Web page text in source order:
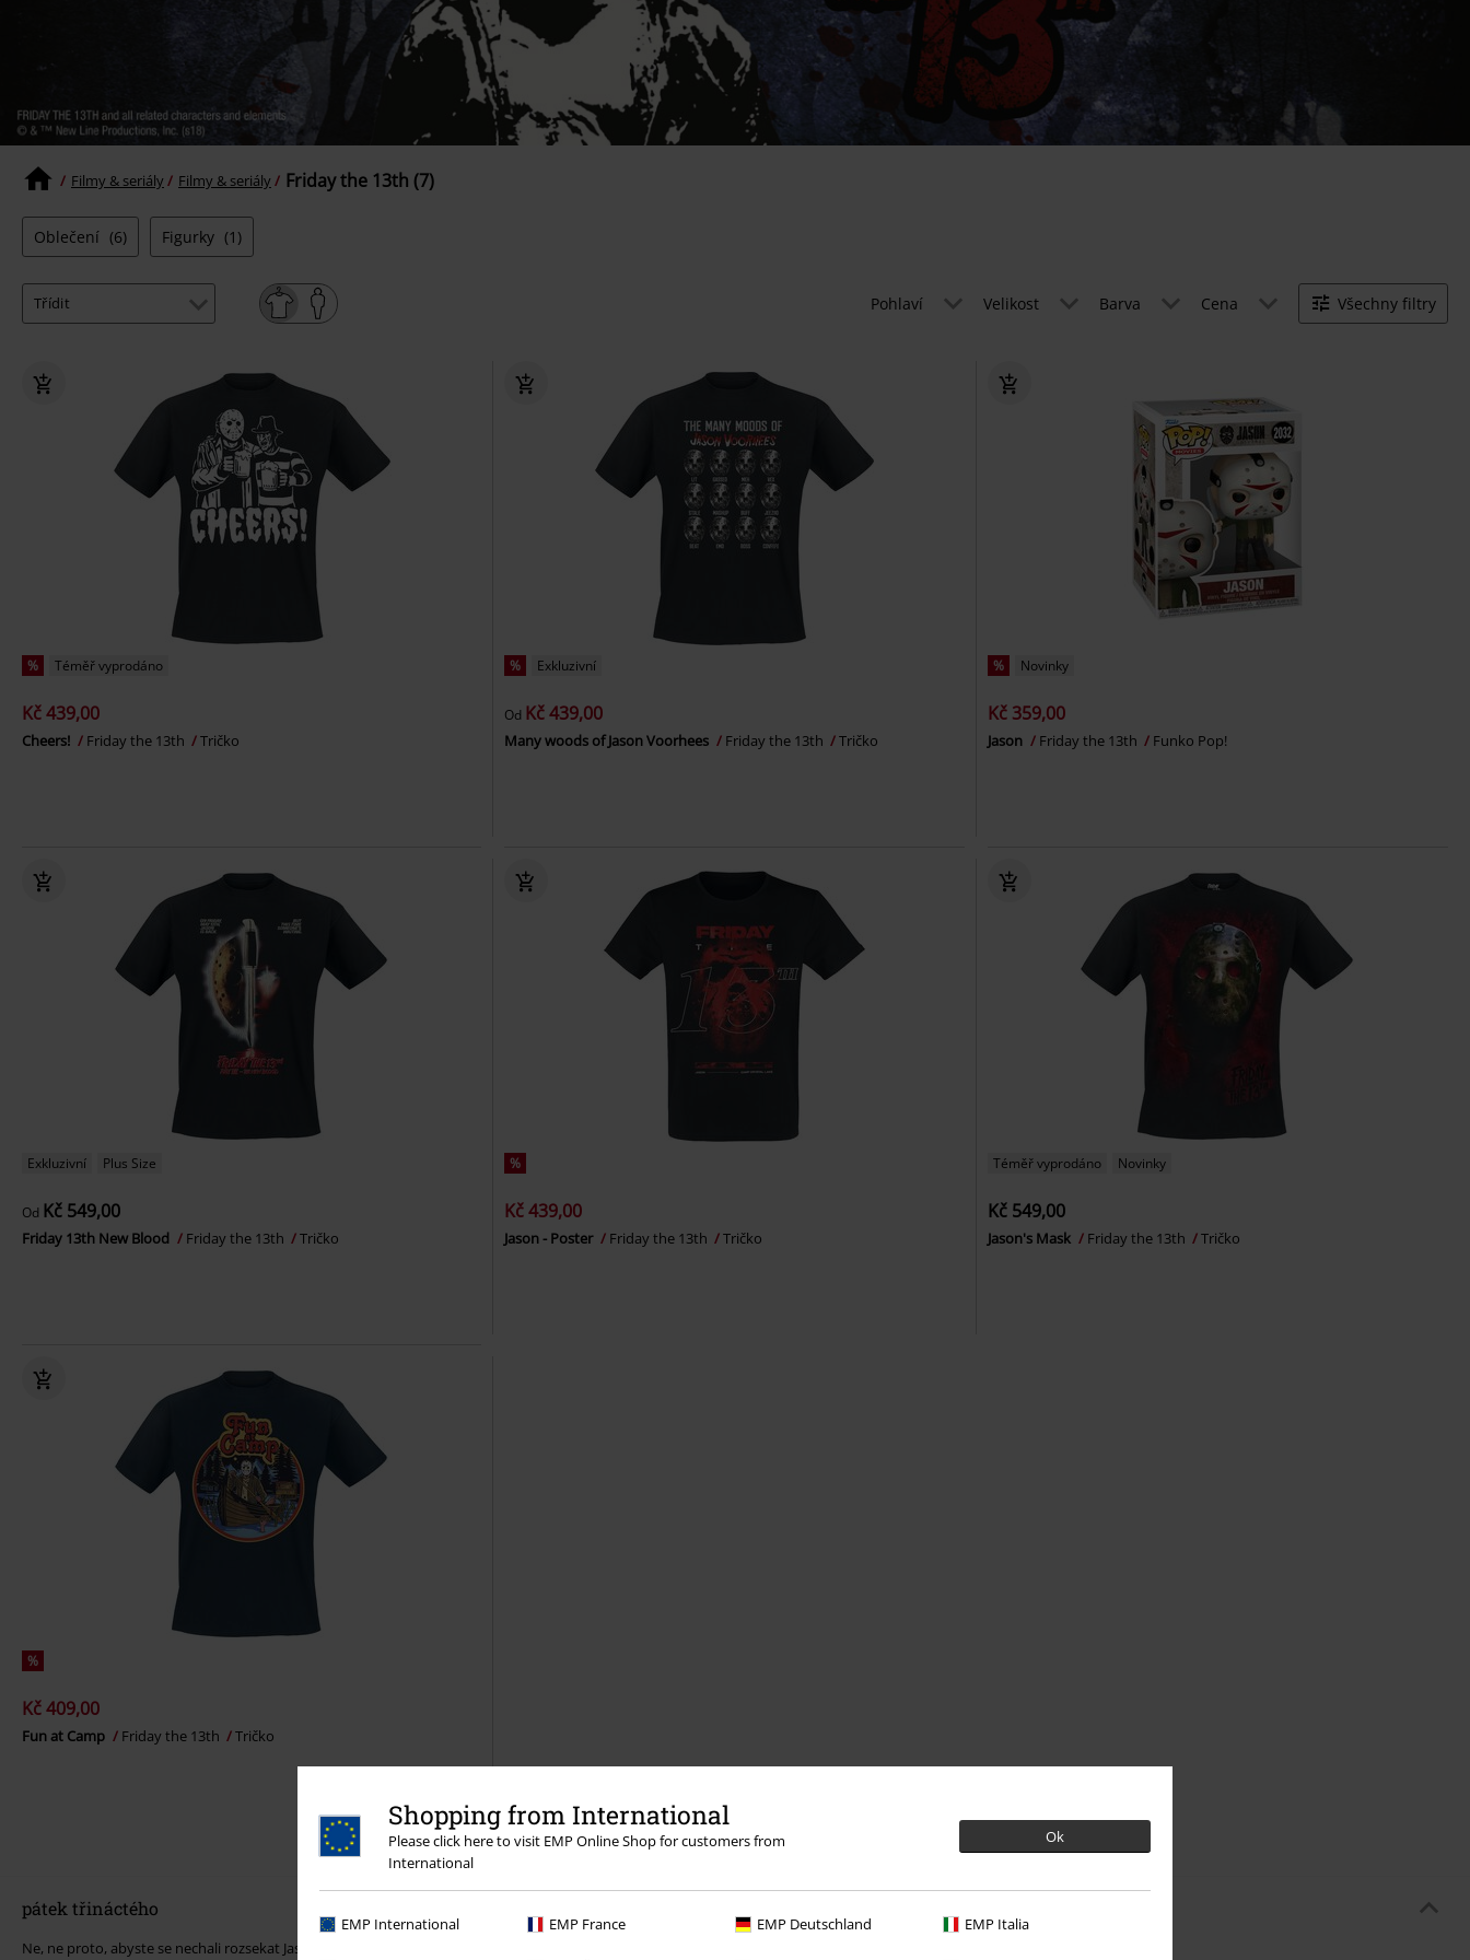
Shopping from International
Please click here to visit EMP Online Shop for customers from
International
Ok
EMP International EMP France EMP Deutschland EMP Italia
Filmy & seriály Filmy & seriály Friday the 13th (7)
Oblečení (6) Figurky (1)
Pohlaví Velikost Barva Cena Všechny filtry
% Téměř vyprodáno
Kč 439,00
Cheers! Friday the 13th Tričko
% Exkluzivní
Od Kč 439,00
Many woods of Jason Voorhees Friday the 13th Tričko
% Novinky
Kč 359,00
Jason Friday the 13th Funko Pop!
Exkluzivní Plus Size
Od Kč 549,00
Friday 13th New Blood Friday the 13th Tričko
%
Kč 439,00
Jason - Poster Friday the 13th Tričko
Téměř vyprodáno Novinky
Kč 549,00
Jason's Mask Friday the 13th Tričko
%
Kč 409,00
Fun at Camp Friday the 13th Tričko
pátek třináctého
Ne, ne proto, abyste se nechali rozsekat Jasonovou mačetou – ale abyste si domů přinesli nezaměnitelně